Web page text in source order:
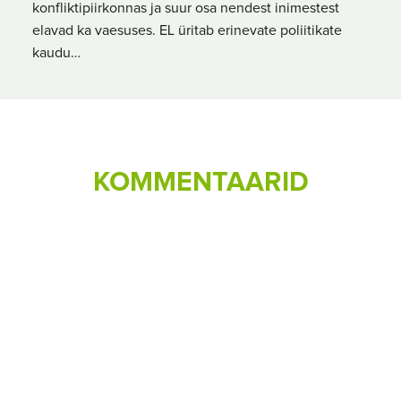
konfliktipiirkonnas ja suur osa nendest inimestest
elavad ka vaesuses. EL üritab erinevate poliitikate
kaudu…
KOMMENTAARID